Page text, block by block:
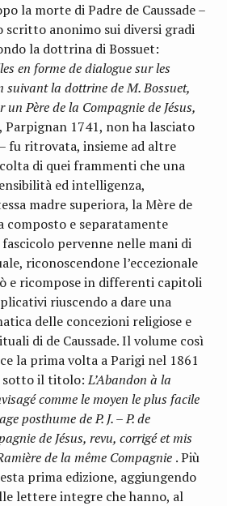
la morte di Padre de Caussade –
scritto anonimo sui diversi gradi
la dottrina di Bossuet:
en forme de dialogue sur les
suivant la dottrine de M. Bossuet,
un Père de la Compagnie de Jésus,
, Par­pignan 1741, non ha lasciato
fu ritro­vata, insieme ad altre
di quei fram­menti che una
ed intelligenza,
madre superiora, la Mère de
composto e separatamente
pervenne nelle mani di
riconoscendone l’eccezionale
e ricompose in differenti capitoli
riuscendo a dare una
del­le concezioni religiose e
di de Caus­sade. Il volume così
la prima volta a Parigi nel 1861
sotto il titolo:L’Aban­don à la
comme le moyen le plus facile
posthume de P. J. – P. de
de Jésus, revu, corrigé et mis
de la même Compagnie . Più
prima edizione, aggiungendo
lettere integre che hanno, al